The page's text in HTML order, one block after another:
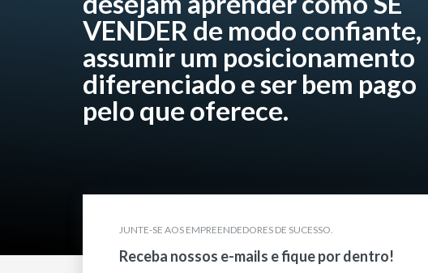
VENDER de modo confiante,
assumir um posicionamento
diferenciado e ser bem pago
pelo que oferece.
JUNTE-SE AOS EMPREENDEDORES DE SUCESSO.
Receba nossos e-mails e fique por dentro!